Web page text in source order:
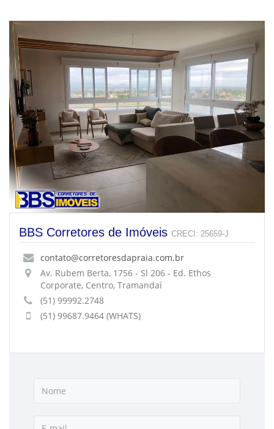
BBS Corretores de Imóveis CRECI: 25659-J
contato@corretoresdapraia.com.br
Av. Rubem Berta, 1756 - Sl 206 - Ed. Ethos
Corporate, Centro, Tramandaí
(51) 99992.2748
(51) 99687.9464 (WHATS)